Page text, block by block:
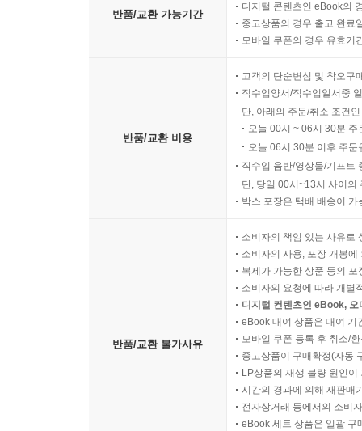
반품/교환 가능기간
디지털 콘텐츠인 eBook의
중고상품의 경우 출고 완료
모바일 쿠폰의 경우 유효기
반품/교환 비용
고객의 단순변심 및 착오구
직수입양서/직수입일서중
단, 아래의 주문/취소 조건
오늘 00시 ~ 06시 30분
오늘 06시 30분 이후 주
직수입 음반/영상물/기프트
단, 당일 00시~13시 사이의
박스 포장은 택배 배송이
반품/교환 불가사유
소비자의 책임 있는 사유로
소비자의 사용, 포장 개봉
복제가 가능한 상품 등의
소비자의 요청에 따라 개별
디지털 컨텐츠인 eBook,
eBook 대여 상품은 대여 기
모바일 쿠폰 등록 후 취소/
중고상품이 구매확정(자동
LP상품의 재생 불량 원인
시간의 경과에 의해 재판매
전자상거래 등에서의 소비
eBook 세트 상품은 일괄 구